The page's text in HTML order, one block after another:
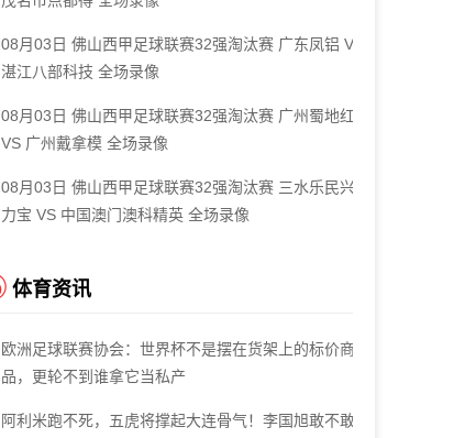
08月03日 佛山西甲足球联赛32强淘汰赛 广东凤铝 VS
湛江八部科技 全场录像
08月03日 佛山西甲足球联赛32强淘汰赛 广州蜀地红
VS 广州戴拿模 全场录像
08月03日 佛山西甲足球联赛32强淘汰赛 三水乐民兴健
力宝 VS 中国澳门澳科精英 全场录像
体育资讯
欧洲足球联赛协会：世界杯不是摆在货架上的标价商
品，更轮不到谁拿它当私产
阿利米跑不死，五虎将撑起大连骨气！李国旭敢不敢让